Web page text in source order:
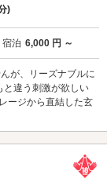
)
宿泊 6,000 円 ～
が、リーズナブルに
と違う刺激が欲しい
ージから直結した玄